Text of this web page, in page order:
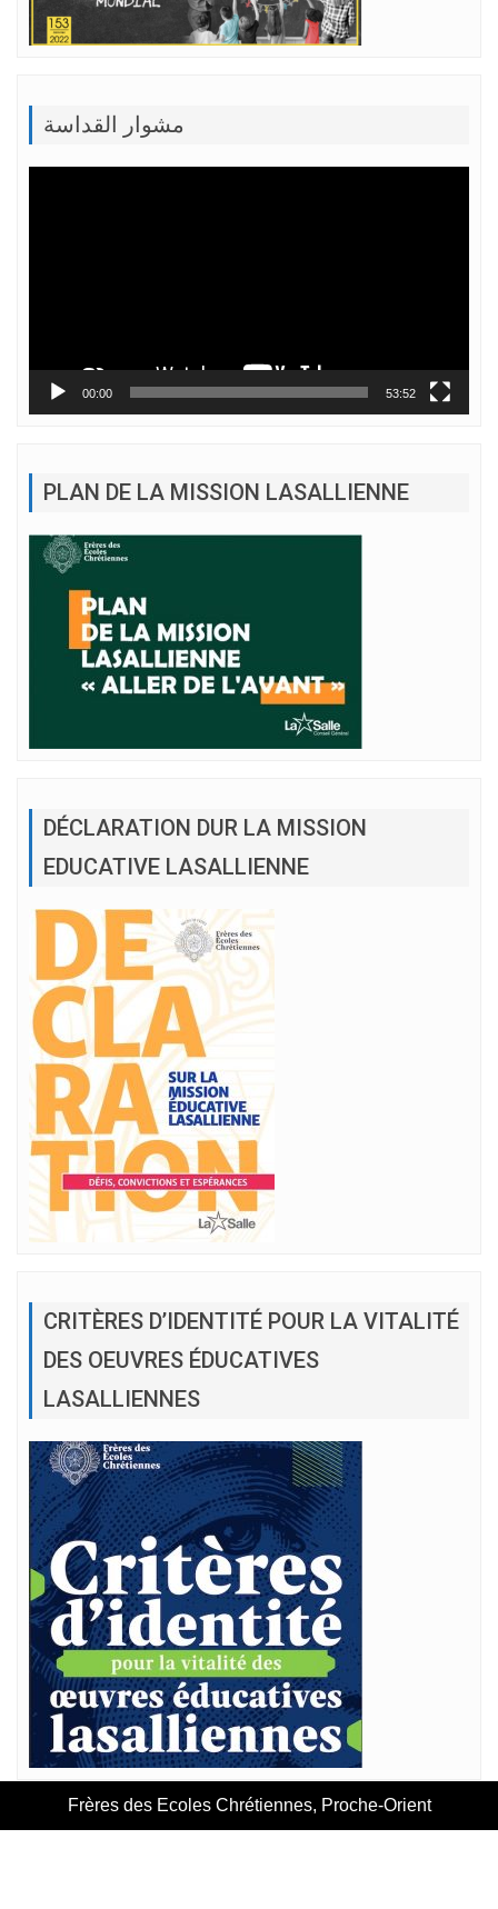
مشوار القداسة
00:00 53:52
PLAN DE LA MISSION LASALLIENNE
DÉCLARATION DUR LA MISSION
EDUCATIVE LASALLIENNE
CRITÈRES D’IDENTITÉ POUR LA VITALITÉ
DES OEUVRES ÉDUCATIVES
LASALLIENNES
Frères des Ecoles Chrétiennes, Proche-Orient